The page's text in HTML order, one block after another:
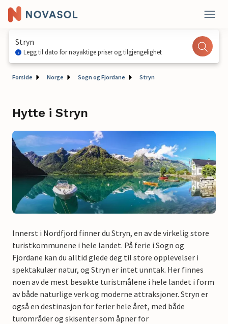
Stryn
Legg til dato for nøyaktige priser og tilgjengelighet
Forside Norge Sogn og Fjordane Stryn
Hytte i Stryn
Innerst i Nordfjord finner du Stryn, en av de virkelig store
turistkommunene i hele landet. På ferie i Sogn og
Fjordane kan du alltid glede deg til store opplevelser i
spektakulær natur, og Stryn er intet unntak. Her finnes
noen av de mest besøkte turistmålene i hele landet i form
av både naturlige verk og moderne attraksjoner. Stryn er
også en destinasjon for ferier hele året, med både
turområder og skisenter som åpner for